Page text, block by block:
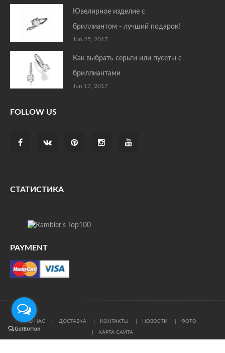
Ювелирное изделие с
бриллиантом - лучший подарок!
Jun 25, 2017
Как выбрать серьги или пусеты с
бриллиантами
Jun 17, 2017
FOLLOW US
СТАТИСТИКА
PAYMENT
О НАС ДОСТАВКА КОНТАКТЫ НОВОСТИ ФОТО
КАРТА САЙТА